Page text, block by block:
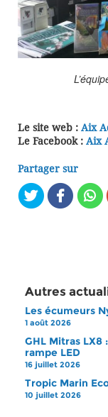
Le site web : Aix
Le Facebook : Aix
Partager sur
Autres
Les écumeurs
1 août 2026
GHL Mitras
rampe LED
16 juillet 2026
Tropic Marin
10 juillet 2026